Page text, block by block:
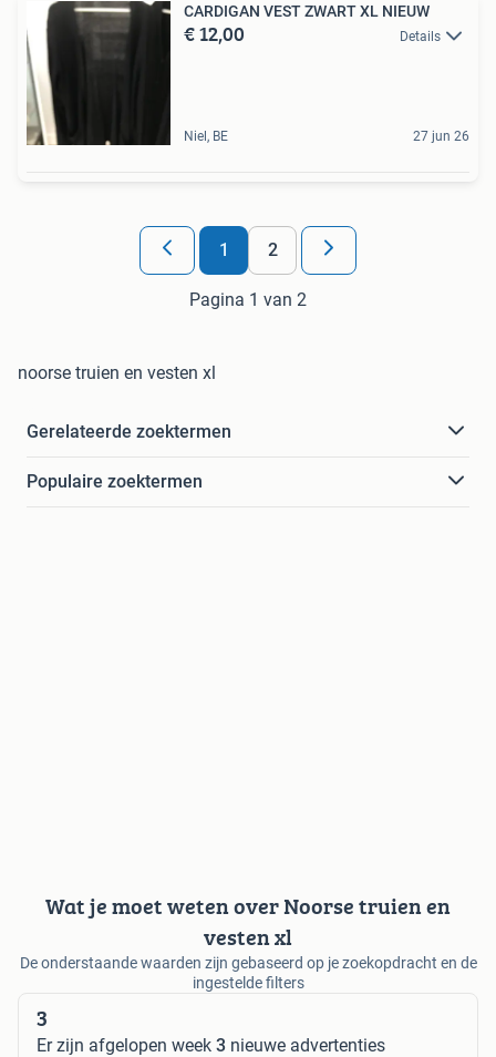
CARDIGAN VEST ZWART XL NIEUW
€ 12,00 Details
Niel, BE 27 jun 26
1 2
Pagina 1 van 2
noorse truien en vesten xl
Gerelateerde zoektermen
Populaire zoektermen
Wat je moet weten over Noorse truien en
vesten xl
De onderstaande waarden zijn gebaseerd op je zoekopdracht en de
ingestelde filters
3
Er zijn afgelopen week 3 nieuwe advertenties